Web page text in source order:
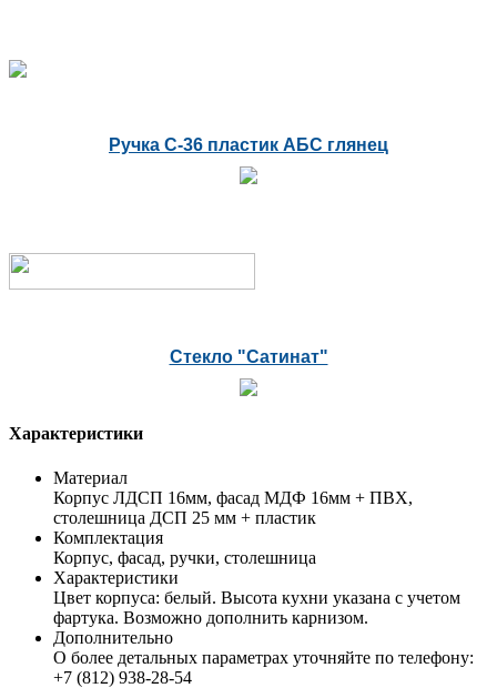
Ручка С-36 пластик АБС глянец
Стекло "Сатинат"
Характеристики
Материал
Корпус ЛДСП 16мм, фасад МДФ 16мм + ПВХ,
столешница ДСП 25 мм + пластик
Комплектация
Корпус, фасад, ручки, столешница
Характеристики
Цвет корпуса: белый. Высота кухни указана с учетом
фартука. Возможно дополнить карнизом.
Дополнительно
О более детальных параметрах уточняйте по телефону:
+7 (812) 938-28-54